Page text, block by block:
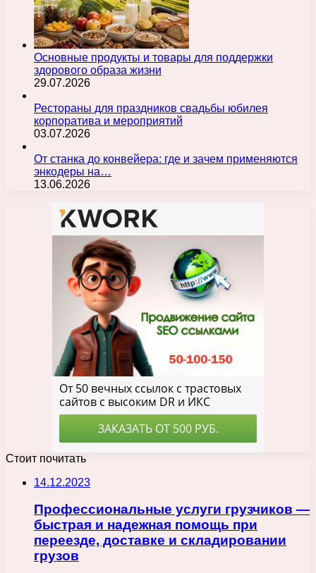
Основные продукты и товары для поддержки
здорового образа жизни
29.07.2026
Рестораны для праздников свадьбы юбилея
корпоратива и мероприятий
03.07.2026
От станка до конвейера: где и зачем применяются
энкодеры на…
13.06.2026
Стоит почитать
14.12.2023
Профессиональные услуги грузчиков —
быстрая и надежная помощь при
переезде, доставке и складировании
грузов